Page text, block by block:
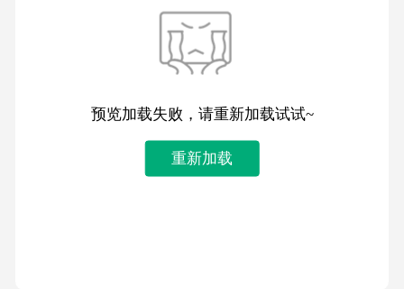
预览加载失败，请重新加载试试~
重新加载